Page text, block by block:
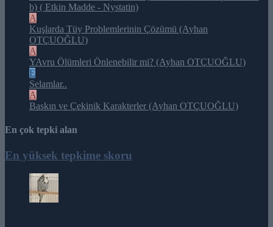
b) ( Etkin Madde - Nystatin)
A
Kuşlarda Tüy Problemlerinin Çözümü (Ayhan
OTÇUOĞLU)
A
YAvru Ölümleri Önlenebilir mi? (Ayhan OTÇUOĞLU)
E
Selamlar..
A
Baskın ve Çekinik Karakterler (Ayhan OTÇUOĞLU)
En çok tepki alan
En yüksek tepkime skoru